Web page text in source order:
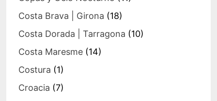
Costa Brava | Girona (18)
Costa Dorada | Tarragona (10)
Costa Maresme(14)
Costura (1)
Croacia (7)